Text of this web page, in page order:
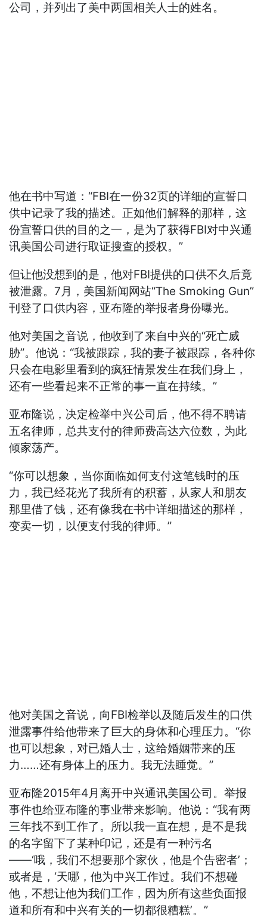
公司，并列出了美中两国相关人士的姓名。
他在书中写道：“FBI在一份32页的详细的宣誓口
供中记录了我的描述。正如他们解释的那样，这
份宣誓口供的目的之一，是为了获得FBI对中兴通
讯美国公司进行取证搜查的授权。”
但让他没想到的是，他对FBI提供的口供不久后竟
被泄露。7月，美国新闻网站“The Smoking Gun”
刊登了口供内容，亚布隆的举报者身份曝光。
他对美国之音说，他收到了来自中兴的“死亡威
胁”。他说：“我被跟踪，我的妻子被跟踪，各种你
只会在电影里看到的疯狂情景发生在我们身上，
还有一些看起来不正常的事一直在持续。”
亚布隆说，决定检举中兴公司后，他不得不聘请
五名律师，总共支付的律师费高达六位数，为此
倾家荡产。
“你可以想象，当你面临如何支付这笔钱时的压
力，我已经花光了我所有的积蓄，从家人和朋友
那里借了钱，还有像我在书中详细描述的那样，
变卖一切，以便支付我的律师。”
他对美国之音说，向FBI检举以及随后发生的口供
泄露事件给他带来了巨大的身体和心理压力。“你
也可以想象，对已婚人士，这给婚姻带来的压
力……还有身体上的压力。我无法睡觉。”
亚布隆2015年4月离开中兴通讯美国公司。举报
事件也给亚布隆的事业带来影响。他说：“我有两
三年找不到工作了。所以我一直在想，是不是我
的名字留下了某种印记，还是有一种污名
——‘哦，我们不想要那个家伙，他是个告密者’；
或者是，‘天哪，他为中兴工作过。我们不想碰
他，不想让他为我们工作，因为所有这些负面报
道和所有和中兴有关的一切都很糟糕’。”